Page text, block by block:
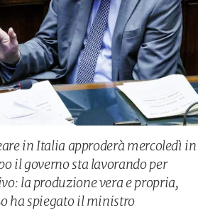
in Italia approderà mercoledì in
il governo sta lavorando per
la produzione vera e propria,
ha spiegato il ministro